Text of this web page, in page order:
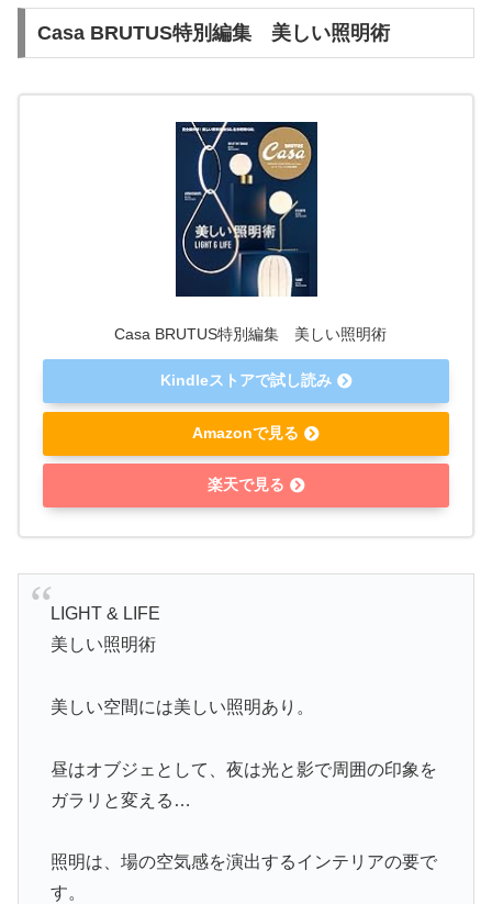
Casa BRUTUS特別編集 美しい照明術
Casa BRUTUS特別編集 美しい照明術
Kindleストアで試し読み
Amazonで見る
楽天で見る
LIGHT & LIFE
美しい照明術
美しい空間には美しい照明あり。
昼はオブジェとして、夜は光と影で周囲の印象を
ガラリと変える…
照明は、場の空気感を演出するインテリアの要で
す。